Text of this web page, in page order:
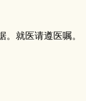
就医请遵医嘱。